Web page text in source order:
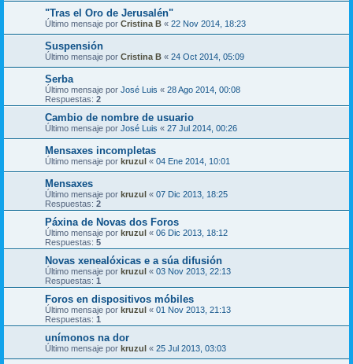
"Tras el Oro de Jerusalén"
Último mensaje por Cristina B « 22 Nov 2014, 18:23
Suspensión
Último mensaje por Cristina B « 24 Oct 2014, 05:09
Serba
Último mensaje por José Luis « 28 Ago 2014, 00:08
Respuestas: 2
Cambio de nombre de usuario
Último mensaje por José Luis « 27 Jul 2014, 00:26
Mensaxes incompletas
Último mensaje por kruzul « 04 Ene 2014, 10:01
Mensaxes
Último mensaje por kruzul « 07 Dic 2013, 18:25
Respuestas: 2
Páxina de Novas dos Foros
Último mensaje por kruzul « 06 Dic 2013, 18:12
Respuestas: 5
Novas xenealóxicas e a súa difusión
Último mensaje por kruzul « 03 Nov 2013, 22:13
Respuestas: 1
Foros en dispositivos móbiles
Último mensaje por kruzul « 01 Nov 2013, 21:13
Respuestas: 1
unímonos na dor
Último mensaje por kruzul « 25 Jul 2013, 03:03